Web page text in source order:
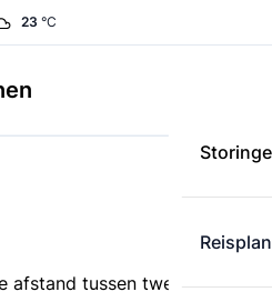
23 °C
afstand tussen twee